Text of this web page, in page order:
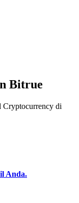
dll.
Bitrue
Cryptocurrency di
Anda.